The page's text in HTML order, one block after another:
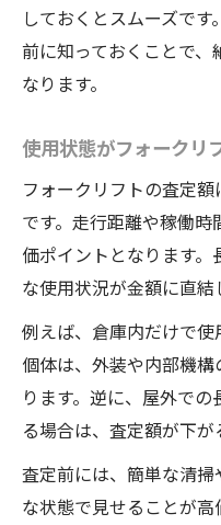
しておくとスムーズで
前に知っておくことで、
なります。
使用状態がフォークリ
フォークリフトの査定
です。走行距離や稼働
価ポイントとなります
な使用状況が金額に直結
例えば、倉庫内だけで
個体は、外装や内部機
ります。逆に、屋外で
る場合は、査定額が下が
査定前には、簡単な清
な状態で見せることが